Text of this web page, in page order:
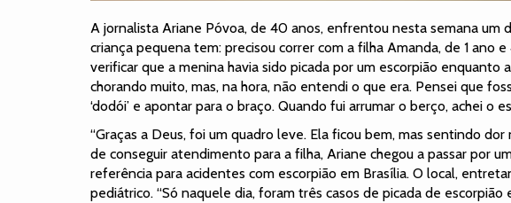
A jornalista Ariane Póvoa, de 40 anos, enfrentou nesta semana um
criança pequena tem: precisou correr com a filha Amanda, de 1 ano
verificar que a menina havia sido picada por um escorpião enquanto
chorando muito, mas, na hora, não entendi o que era. Pensei que
‘dodói’ e apontar para o braço. Quando fui arrumar o berço, achei o
“Graças a Deus, foi um quadro leve. Ela ficou bem, mas sentindo dor
de conseguir atendimento para a filha, Ariane chegou a passar por
referência para acidentes com escorpião em Brasília. O local,
pediátrico. “Só naquele dia, foram três casos de picada de